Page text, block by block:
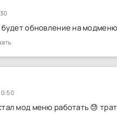
будет обновление на
мод меню работать 😓